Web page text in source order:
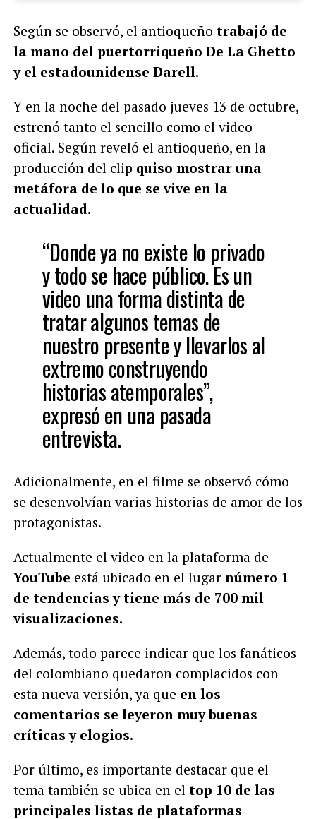
Según se observó, el antioqueño trabajó de
la mano del puertorriqueño De La Ghetto
y el estadounidense Darell.
Y en la noche del pasado jueves 13 de octubre,
estrenó tanto el sencillo como el video
oficial. Según reveló el antioqueño, en la
producción del clip quiso mostrar una
metáfora de lo que se vive en la
actualidad.
“Donde ya no existe lo privado
y todo se hace público. Es un
video una forma distinta de
tratar algunos temas de
nuestro presente y llevarlos al
extremo construyendo
historias atemporales”,
expresó en una pasada
entrevista.
Adicionalmente, en el filme se observó cómo
se desenvolvían varias historias de amor de los
protagonistas.
Actualmente el video en la plataforma de
YouTube está ubicado en el lugar número 1
de tendencias y tiene más de 700 mil
visualizaciones.
Además, todo parece indicar que los fanáticos
del colombiano quedaron complacidos con
esta nueva versión, ya que en los
comentarios se leyeron muy buenas
críticas y elogios.
Por último, es importante destacar que el
tema también se ubica en el top 10 de las
principales listas de plataformas